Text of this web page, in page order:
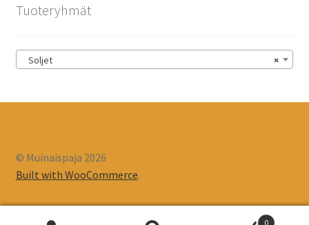
Tuoteryhmät
×
Soljet
© Muinaispaja 2026
Built with WooCommerce.
0